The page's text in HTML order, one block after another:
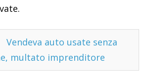
Vendeva auto usate senza
multato imprenditore